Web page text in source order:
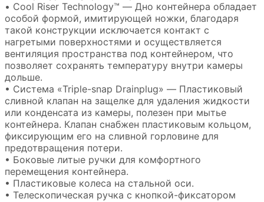
• Cool Riser Technology™ — Дно контейнера обладает
особой формой, имитирующей ножки, благодаря
такой конструкции исключается контакт с
нагретыми поверхностями и осуществляется
вентиляция пространства под контейнером, что
позволяет сохранять температуру внутри камеры
дольше.
• Система «Triple-snap Drainplug» — Пластиковый
сливной клапан на защелке для удаления жидкости
или конденсата из камеры, полезен при мытье
контейнера. Клапан снабжен пластиковым кольцом,
фиксирующим его на сливной горловине для
предотвращения потери.
• Боковые литые ручки для комфортного
перемещения контейнера.
• Пластиковые колеса на стальной оси.
• Телескопическая ручка с кнопкой-фиксатором